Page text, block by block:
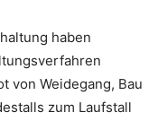
haben
von Weidegang, Bau
zum Laufstall